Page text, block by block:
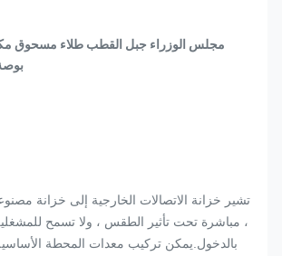
تشير خزانة الاتصالات الخارجية إلى خزانة
، مباشرة تحت تأثير الطقس ، ولا تسمح
بالدخول.يمكن تركيب معدات المحطة